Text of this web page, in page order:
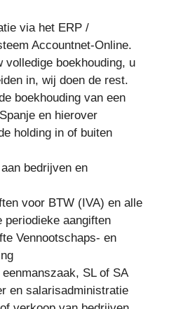
via het ERP /
Accountnet-Online.
volledige boekhouding, u
in, wij doen de rest.
boekhouding van een
en hierover
holding in of buiten
bedrijven en
voor BTW (IVA) en alle
periodieke aangiften
Vennootschaps- en
SL of SA
en salarisadministratie